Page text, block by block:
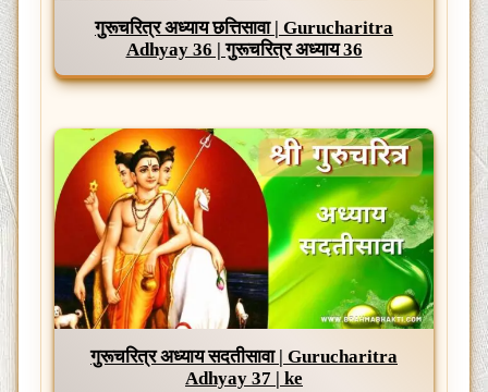
गुरूचरित्र अध्याय छत्तिसावा | Gurucharitra
Adhyay 36 | गुरूचरित्र अध्याय 36
गुरूचरित्र अध्याय सदतीसावा | Gurucharitra
Adhyay 37 | ke